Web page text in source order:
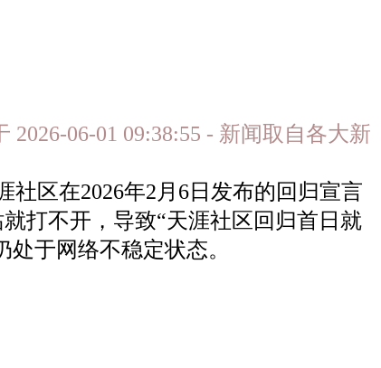
06-01 09:38:55 - 新闻取自各大新
社区在2026年2月6日发布的回归宣言
打不开，导致“天涯社区回归首日就
于网络不稳定状态。